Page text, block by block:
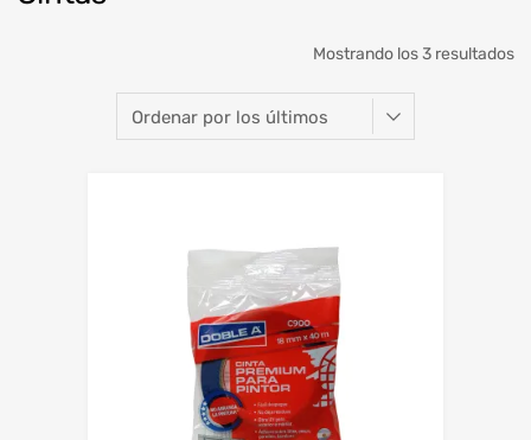
Mostrando los 3 resultados